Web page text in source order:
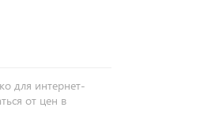
для интернет-
от цен в